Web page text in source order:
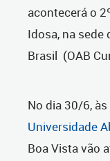
acontecerá o
Idosa, na sede
Brasil (OAB
No dia 30/6,
Universidade
Boa Vista vão